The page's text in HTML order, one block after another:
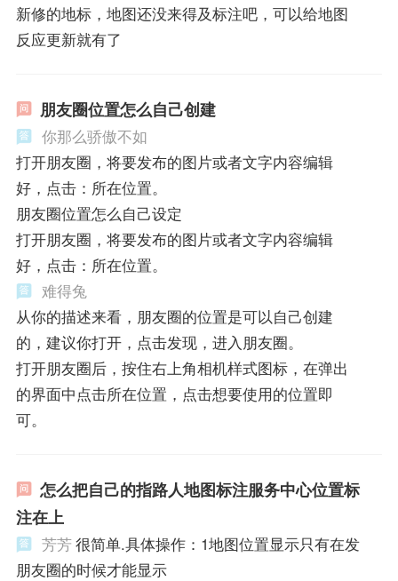
新修的地标，地图还没来得及标注吧，可以给地图
反应更新就有了
朋友圈位置怎么自己创建
你那么骄傲不如
打开朋友圈，将要发布的图片或者文字内容编辑
好，点击：所在位置。
朋友圈位置怎么自己设定
打开朋友圈，将要发布的图片或者文字内容编辑
好，点击：所在位置。
难得兔
从你的描述来看，朋友圈的位置是可以自己创建
的，建议你打开，点击发现，进入朋友圈。
打开朋友圈后，按住右上角相机样式图标，在弹出
的界面中点击所在位置，点击想要使用的位置即
可。
怎么把自己的指路人地图标注服务中心位置标
注在上
芳芳很简单.具体操作：1地图位置显示只有在发
朋友圈的时候才能显示